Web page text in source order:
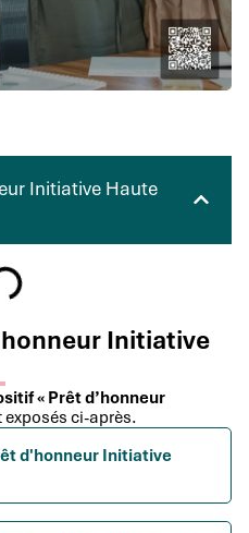
Initiative Haute
Initiative
« Prêt d’honneur
exposés ci-après.
d'honneur Initiative